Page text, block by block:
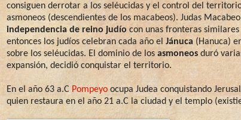
consiguen derrotar a los seléucidas y el control del
asmoneos (descendientes de los macabeos). Judas
independencia de reino judío con unas fronteras
entonces los judíos celebran cada año el Jánuca (Hanuca)
sobre los seléucidas. El dominio de los asmoneos duró
expansión, decidió conquistar el territorio.
En el año 63 a.C Pompeyoocupa Judea conquistando
quien restaura en el año 21 a.C la ciudad y el templo